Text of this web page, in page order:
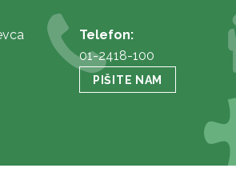
Telefon:
01-2418-100
PIŠITE NAM